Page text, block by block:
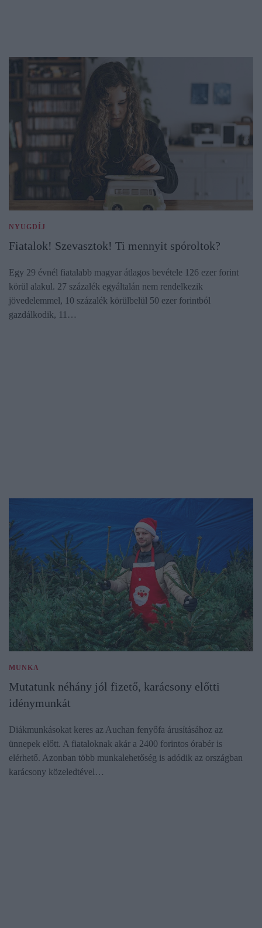
NYUGDÍJ
Fiatalok! Szevasztok! Ti mennyit spóroltok?
Egy 29 évnél fiatalabb magyar átlagos bevétele 126 ezer forint
körül alakul. 27 százalék egyáltalán nem rendelkezik
jövedelemmel, 10 százalék körülbelül 50 ezer forintból
gazdálkodik, 11…
MUNKA
Mutatunk néhány jól fizető, karácsony előtti
idénymunkát
Diákmunkásokat keres az Auchan fenyőfa árusításához az
ünnepek előtt. A fiataloknak akár a 2400 forintos órabér is
elérhető. Azonban több munkalehetőség is adódik az országban
karácsony közeledtével…